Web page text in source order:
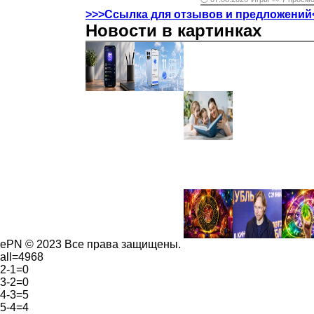
>>>Ссылка для отзывов и
Новости в картинках
ePN © 2023 Все права защищены.
all=4968
2-1=0
3-2=0
4-3=5
5-4=4